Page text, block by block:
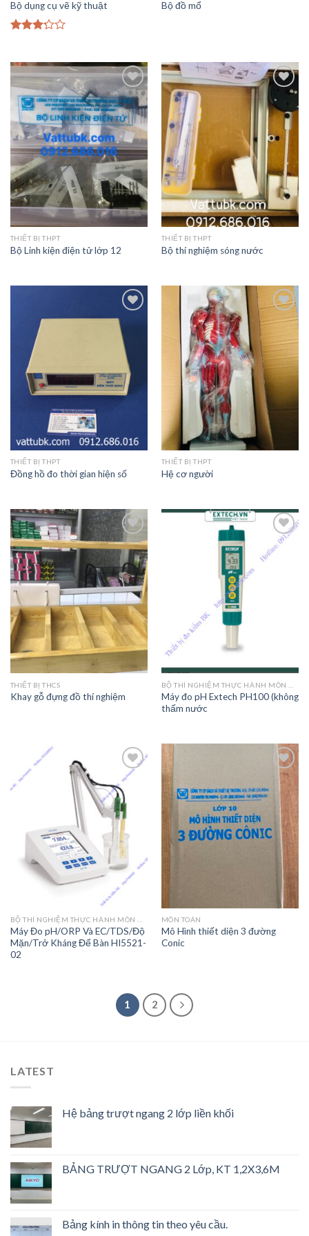
Bộ dụng cụ vẽ kỹ thuật
hạng
3.005
sao
Bộ đồ mổ
Add to
Wishlist
THIẾT BỊ THPT
Bộ Linh kiện điện tử lớp 12
Add to
Wishlist
THIẾT BỊ THPT
Bộ thí nghiệm sóng nước
Add to
Wishlist
THIẾT BỊ THPT
Đồng hồ đo thời gian hiện số
Add to
THIẾT BỊ THPT
Hệ cơ người
Add to
Wishlist
THIẾT BỊ THCS
Khay gỗ đựng đồ thí nghiệm
Add to
Wishlist
Máy đo pH Extech PH100 (không
thấm nước
Add to
Wishlist
Máy Đo pH/ORP Và EC/TDS/Độ
Mặn/Trở Kháng Để Bàn HI5521-
02
Add to
Wishlist
MÔN TOÁN
Mô Hình thiết diện 3 đường
Conic
1 2
LATEST
Hệ bảng trượt ngang 2 lớp liền khối
BẢNG TRƯỢT NGANG 2 Lớp, KT 1,2X3,6M
Bảng kính in thông tin theo yêu cầu.